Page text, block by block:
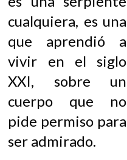
cualquiera, es una
que aprendió a
vivir en el siglo
XXI, sobre un
cuerpo que no
pide permiso para
ser admirado.